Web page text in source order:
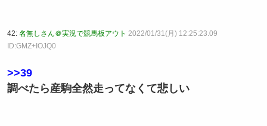
42: 名無しさん＠実況で競馬板アウト 2022/01/31(月) 12:25:23.09
ID:GMZ+IOJQ0
>>39
調べたら産駒全然走ってなくて悲しい